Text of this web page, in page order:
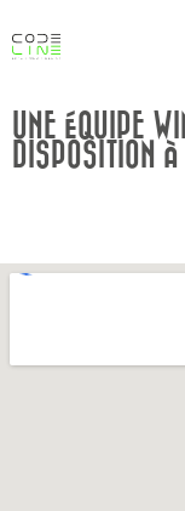
UNE ÉQUIPE
DISPOSITION